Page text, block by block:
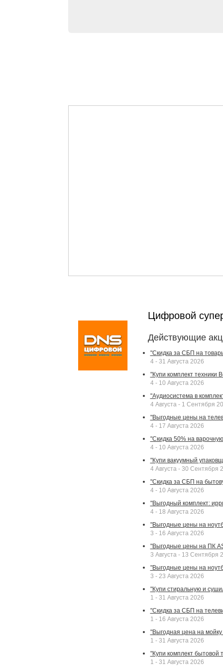
Цифровой
Действующие
"Скидка за СБП на
4 - 31 Августа 2026
"Купи комплект техники
4 - 10 Августа 2026
"Аудиосистема в
4 Августа - 1 Сентября
"Выгодные цены на
4 - 17 Августа 2026
"Скидка 50% на
4 - 10 Августа 2026
"Купи вакуумный
4 Августа - 30 Сентября
"Скидка за СБП на
4 - 10 Августа 2026
"Выгодный комплект:
4 - 18 Августа 2026
"Выгодные цены на
3 - 16 Августа 2026
"Выгодные цены на ПК
3 Августа - 13 Сентября
"Выгодные цены на
3 - 23 Августа 2026
"Купи стиральную и
1 - 31 Августа 2026
"Скидка за СБП на
1 - 16 Августа 2026
"Выгодная цена на
1 - 31 Августа 2026
"Купи комплект бытовой
1 - 31 Августа 2026